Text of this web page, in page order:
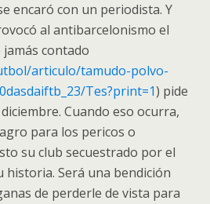
encaró con un periodista. Y
al antibarcelonismo el
contado
articulo/tamudo-polvo-
Tes?print=1) pide
Cuando eso ocurra,
para los pericos o
su club secuestrado por el
historia. Será una bendición
de perderle de vista para